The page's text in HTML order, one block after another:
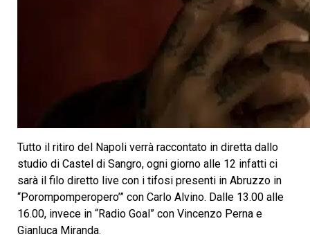
Tutto il ritiro del Napoli verrà raccontato in diretta dallo
studio di Castel di Sangro, ogni giorno alle 12 infatti ci
sarà il filo diretto live con i tifosi presenti in Abruzzo in
“Porompomperopero’” con Carlo Alvino. Dalle 13.00 alle
16.00, invece in “Radio Goal” con Vincenzo Perna e
Gianluca Miranda.